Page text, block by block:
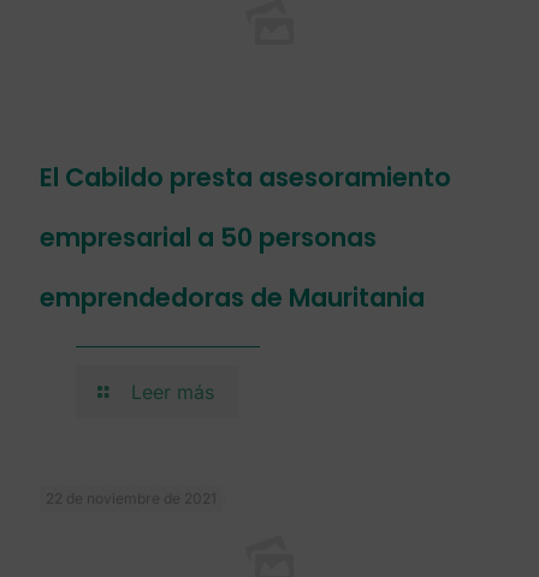
El Cabildo presta asesoramiento
empresarial a 50 personas
emprendedoras de Mauritania
Leer más
22 de noviembre de 2021